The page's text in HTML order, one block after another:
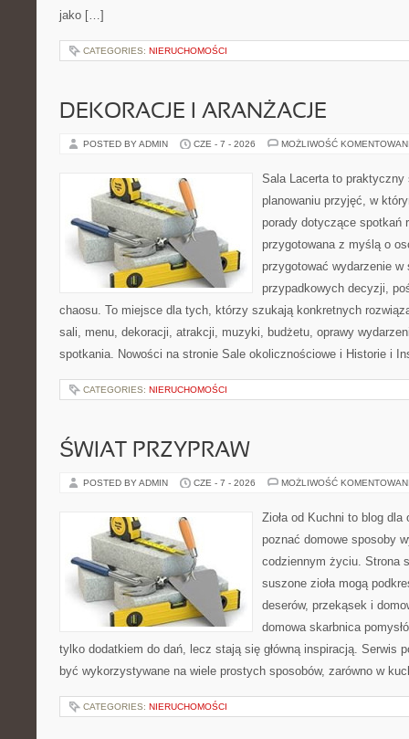
jako […]
CATEGORIES: NIERUCHOMOŚCI
DEKORACJE I ARANŻACJE
POSTED BY ADMIN CZE - 7 - 2026 MOŻLIWOŚĆ
Sala Lacerta to praktyczny
planowaniu przyjęć, w
porady dotyczące spotkań
przygotowana z myślą o
przygotować wydarzenie
przypadkowych decyzji,
chaosu. To miejsce dla tych, którzy szukają konkretnych
sali, menu, dekoracji, atrakcji, muzyki, budżetu, oprawy
spotkania. Nowości na stronie Sale okolicznościowe i Historie i
CATEGORIES: NIERUCHOMOŚCI
ŚWIAT PRZYPRAW
POSTED BY ADMIN CZE - 7 - 2026 MOŻLIWOŚĆ
Zioła od Kuchni to blog
poznać domowe sposoby
codziennym życiu. Strona
suszone zioła mogą
deserów, przekąsek i
domowa skarbnica
tylko dodatkiem do dań, lecz stają się główną inspiracją. Serwis
być wykorzystywane na wiele prostych sposobów, zarówno w
CATEGORIES: NIERUCHOMOŚCI